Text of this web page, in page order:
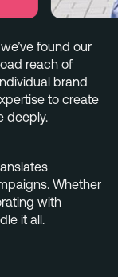
found our
reach of
brand
to create
deeply.
Whether
with
it all.